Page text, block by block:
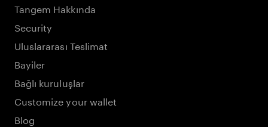
Tangem Hakkında
Security
Uluslararası Teslimat
Bayiler
Bağlı kuruluşlar
Customize your wallet
Blog